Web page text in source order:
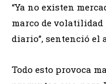
“Ya no existen
marco de volatilidad
diario”, sentenció el
Todo esto provoca